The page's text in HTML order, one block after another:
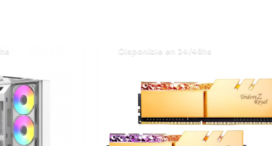
Disponible en 24/48hs